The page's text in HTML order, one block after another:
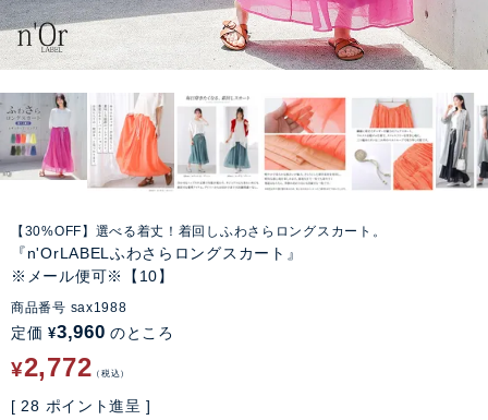
【30%OFF】選べる着丈！着回しふわさらロングスカート。
『n'OrLABELふわさらロングスカート』
※メール便可※【10】
商品番号 sax1988
定価 ¥3,960 のところ
¥2,772 税込
[ 28 ポイント進呈 ]